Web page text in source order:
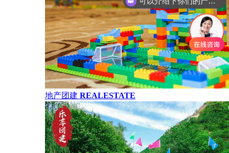
地产团建 REALESTATE